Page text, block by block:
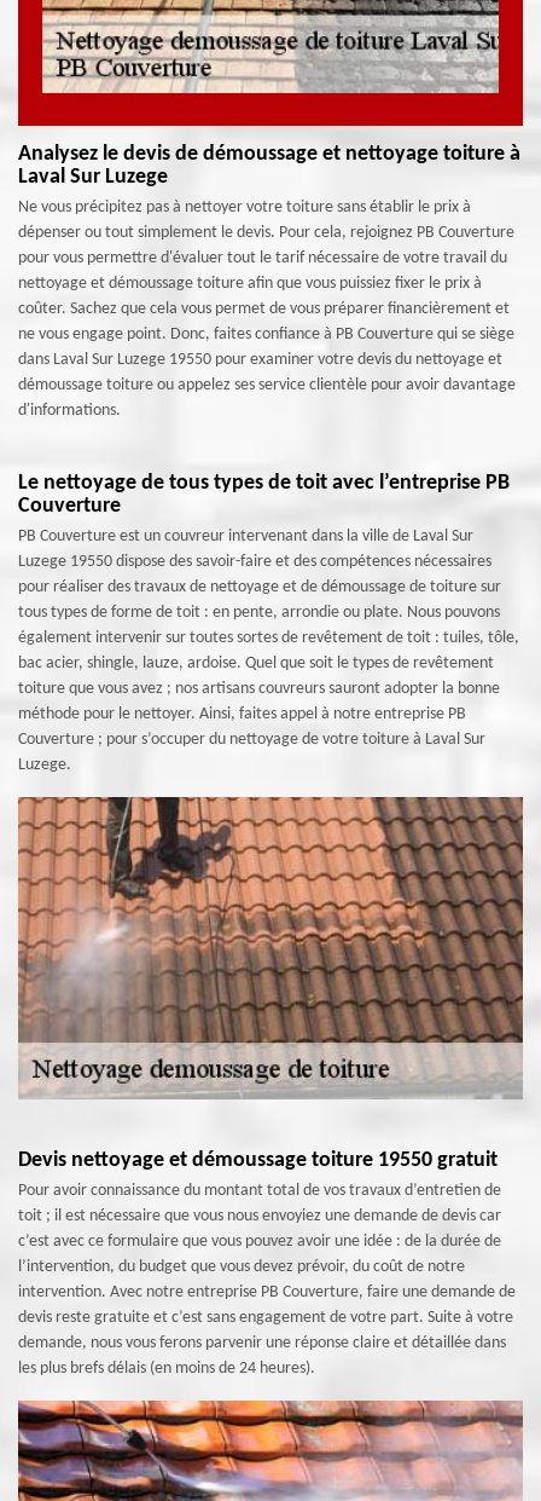
Analysez le devis de démoussage et nettoyage toiture à
Laval Sur Luzege
Ne vous précipitez pas à nettoyer votre toiture sans établir le prix à
dépenser ou tout simplement le devis. Pour cela, rejoignez PB Couverture
pour vous permettre d'évaluer tout le tarif nécessaire de votre travail du
nettoyage et démoussage toiture afin que vous puissiez fixer le prix à
coûter. Sachez que cela vous permet de vous préparer financièrement et
ne vous engage point. Donc, faites confiance à PB Couverture qui se siège
dans Laval Sur Luzege 19550 pour examiner votre devis du nettoyage et
démoussage toiture ou appelez ses service clientèle pour avoir davantage
d'informations.
Le nettoyage de tous types de toit avec l’entreprise PB
Couverture
PB Couverture est un couvreur intervenant dans la ville de Laval Sur
Luzege 19550 dispose des savoir-faire et des compétences nécessaires
pour réaliser des travaux de nettoyage et de démoussage de toiture sur
tous types de forme de toit : en pente, arrondie ou plate. Nous pouvons
également intervenir sur toutes sortes de revêtement de toit : tuiles, tôle,
bac acier, shingle, lauze, ardoise. Quel que soit le types de revêtement
toiture que vous avez ; nos artisans couvreurs sauront adopter la bonne
méthode pour le nettoyer. Ainsi, faites appel à notre entreprise PB
Couverture ; pour s’occuper du nettoyage de votre toiture à Laval Sur
Luzege.
Devis nettoyage et démoussage toiture 19550 gratuit
Pour avoir connaissance du montant total de vos travaux d’entretien de
toit ; il est nécessaire que vous nous envoyiez une demande de devis car
c’est avec ce formulaire que vous pouvez avoir une idée : de la durée de
l’intervention, du budget que vous devez prévoir, du coût de notre
intervention. Avec notre entreprise PB Couverture, faire une demande de
devis reste gratuite et c’est sans engagement de votre part. Suite à votre
demande, nous vous ferons parvenir une réponse claire et détaillée dans
les plus brefs délais (en moins de 24 heures).